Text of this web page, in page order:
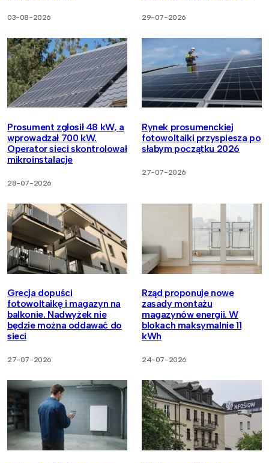
03-08-2026 29-07-2026
Prosument zgłosił 48 kW, a
wprowadzał 700 kW.
Operator sieci skontrolował
mikroinstalacje
28-07-2026
Rynek prosumenckiej
fotowoltaiki przyspiesza po
słabym początku 2026
27-07-2026
Grecja dopuści
fotowoltaikę i magazyn na
balkonie. Nadwyżek nie
będzie można oddawać do
sieci
27-07-2026
Rząd proponuje nowe
zasady montażu
magazynów energii. W
blokach maksymalnie 11
kWh
24-07-2026